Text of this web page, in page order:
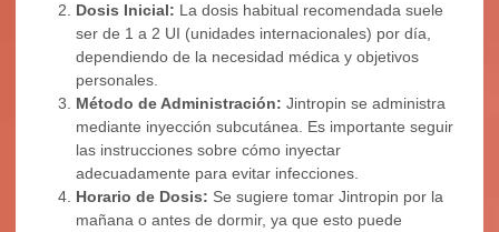
Dosis Inicial: La dosis habitual recomendada suele
ser de 1 a 2 UI (unidades internacionales) por día,
dependiendo de la necesidad médica y objetivos
personales.
Método de Administración: Jintropin se administra
mediante inyección subcutánea. Es importante seguir
las instrucciones sobre cómo inyectar
adecuadamente para evitar infecciones.
Horario de Dosis: Se sugiere tomar Jintropin por la
mañana o antes de dormir, ya que esto puede